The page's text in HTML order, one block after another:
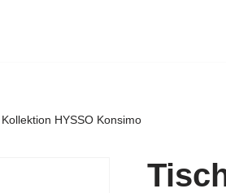
HYSSO Konsimo